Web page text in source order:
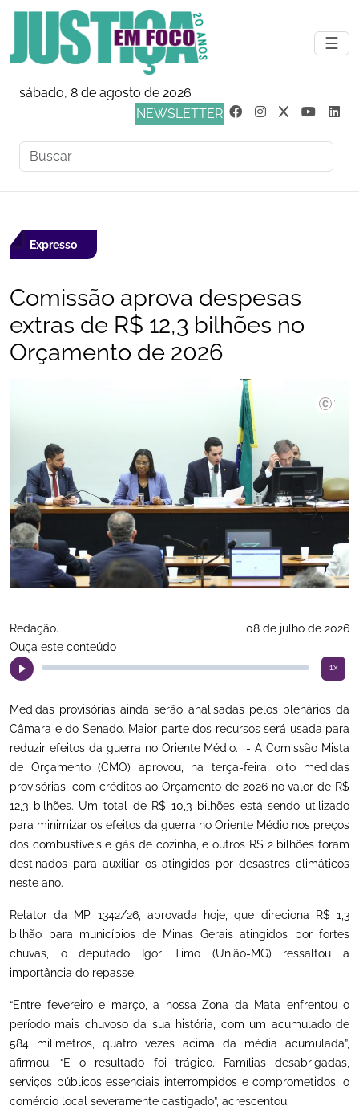
☰
sábado, 8 de agosto de 2026
NEWSLETTER
Expresso
Comissão aprova despesas
extras de R$ 12,3 bilhões no
Orçamento de 2026
Redação.
08 de julho de 2026
Ouça este conteúdo
1x
Medidas provisórias ainda serão analisadas pelos plenários da
Câmara e do Senado. Maior parte dos recursos será usada para
reduzir efeitos da guerra no Oriente Médio. - A Comissão Mista
de Orçamento (CMO) aprovou, na terça-feira, oito medidas
provisórias, com créditos ao Orçamento de 2026 no valor de R$
12,3 bilhões. Um total de R$ 10,3 bilhões está sendo utilizado
para minimizar os efeitos da guerra no Oriente Médio nos preços
dos combustíveis e gás de cozinha, e outros R$ 2 bilhões foram
destinados para auxiliar os atingidos por desastres climáticos
neste ano.
Relator da MP 1342/26, aprovada hoje, que direciona R$ 1,3
bilhão para municípios de Minas Gerais atingidos por fortes
chuvas, o deputado Igor Timo (União-MG) ressaltou a
importância do repasse.
“Entre fevereiro e março, a nossa Zona da Mata enfrentou o
período mais chuvoso da sua história, com um acumulado de
584 milímetros, quatro vezes acima da média acumulada”,
afirmou. “E o resultado foi trágico. Famílias desabrigadas,
serviços públicos essenciais interrompidos e comprometidos, o
comércio local severamente castigado”, acrescentou.